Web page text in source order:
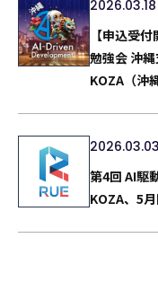
2026.03.18
【申込受
勉強会 沖
KOZA（沖
2026.03.03
第4回 AI駆
KOZA、5